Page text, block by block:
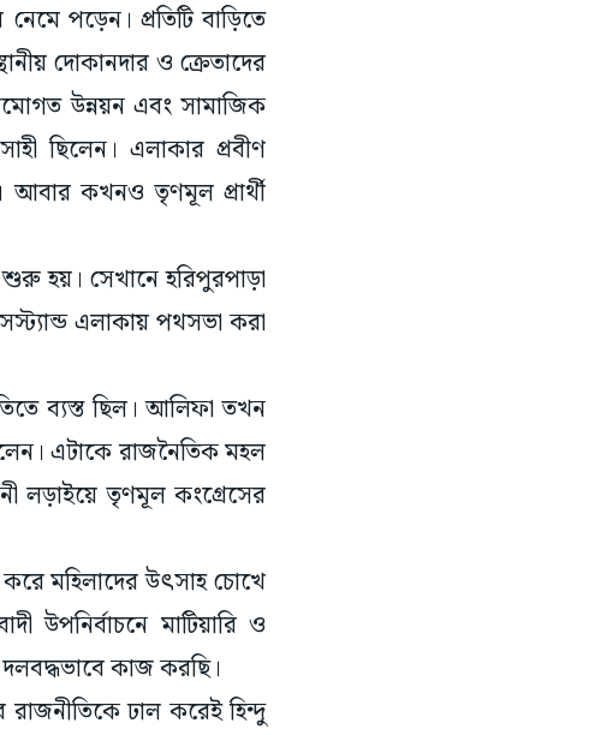
পড়েন। প্রতিটি বাড়িতে
দোকানদার ও ক্রেতাদের
উন্নয়ন এবং সামাজিক
ছিলেন। এলাকার প্রবীণ
আবার কখনও তৃণমূল প্রার্থী
হয়। সেখানে হরিপুরপাড়া
এলাকায় পথসভা করা
ব্যস্ত ছিল। আলিফা তখন
এটাকে রাজনৈতিক মহল
লড়াইয়ে তৃণমূল কংগ্রেসের
করে মহিলাদের উৎসাহ চোখে
মাটিয়ারি ও
কাজ করছি।
ঢাল করেই হিন্দু